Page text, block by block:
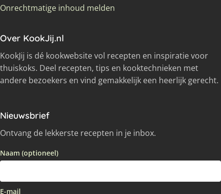
Onrechtmatige inhoud melden
Over KookJij.nl
KookJij is dé kookwebsite vol recepten en inspiratie voor
thuiskoks. Deel recepten, tips en kooktechnieken met
andere bezoekers en vind gemakkelijk een heerlijk gerecht.
Nieuwsbrief
Ontvang de lekkerste recepten in je inbox.
Naam (optioneel)
E-mail